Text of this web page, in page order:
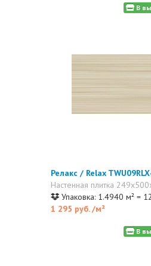
В
Релакс / Relax
Настенная плитка
Упаковка: 1.4940 м² =
1 295 руб./м²
В